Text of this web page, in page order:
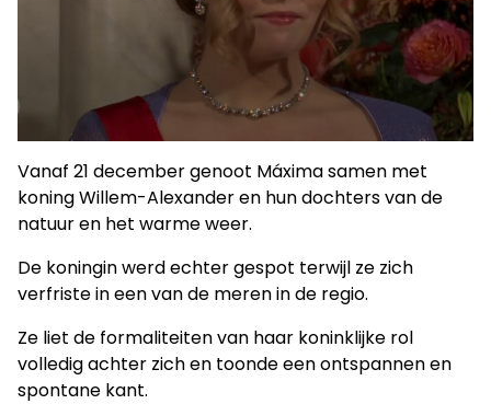
Vanaf 21 december genoot Máxima samen met
koning Willem-Alexander en hun dochters van de
natuur en het warme weer.
De koningin werd echter gespot terwijl ze zich
verfriste in een van de meren in de regio.
Ze liet de formaliteiten van haar koninklijke rol
volledig achter zich en toonde een ontspannen en
spontane kant.